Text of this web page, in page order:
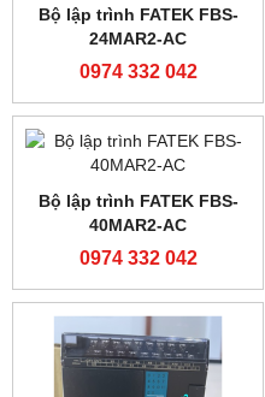
Màn hình Mcgs TPC7062Ti
0974 332 042